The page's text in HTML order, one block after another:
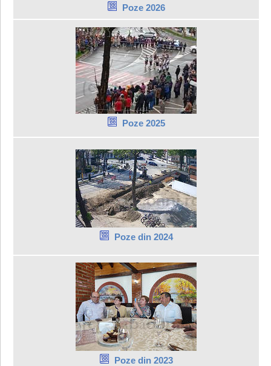
Poze 2026
Poze 2025
Poze din 2024
Poze din 2023